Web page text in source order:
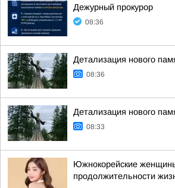
Дежурный прокурор
08:36
Детализация нового
08:36
Детализация нового
08:33
Южнокорейские
продолжительности